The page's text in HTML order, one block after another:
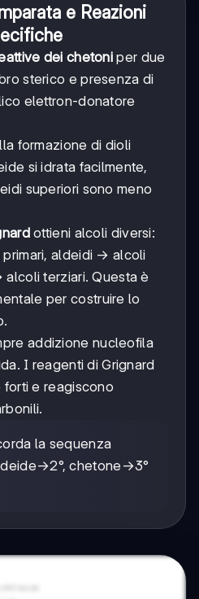
e Reazioni
dei chetoniper due
sterico e presenza di
elettron-donatore
formazione di dioli
si idrata facilmente,
superiori sono meno
ottieni alcoli diversi:
aldeidi → alcoli
terziari. Questa è
per costruire lo
addizione nucleofila
I reagenti di Grignard
e reagiscono
la sequenza
chetone→3°